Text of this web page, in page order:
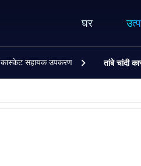
घर
कास्केट सहायक उपकरण तांबे चांदी